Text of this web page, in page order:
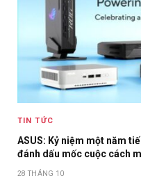
TIN TỨC
ASUS: Kỷ niệm một năm
đánh dấu mốc cuộc cách
28 THÁNG 10